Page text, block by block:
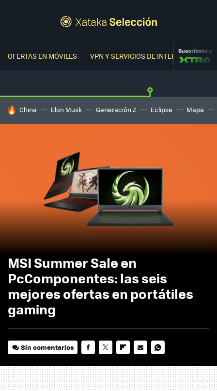
OFERTAS EN MÓVILES VPN Y SERVICIOS DE INTERNETSuscríbete a
HOY SE HABLA DE
China Elon Musk Generación Z Eclipse Mapa
MSI Summer Sale en
PcComponentes: las seis
mejores ofertas en portátiles
gaming
Sin comentarios
MAIL